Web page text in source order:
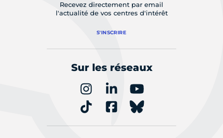
Recevez directement par email
l'actualité de vos centres d'intérêt
S'INSCRIRE
Sur les réseaux